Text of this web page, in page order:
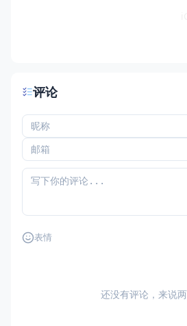
评论
表情
还没有评论，来说